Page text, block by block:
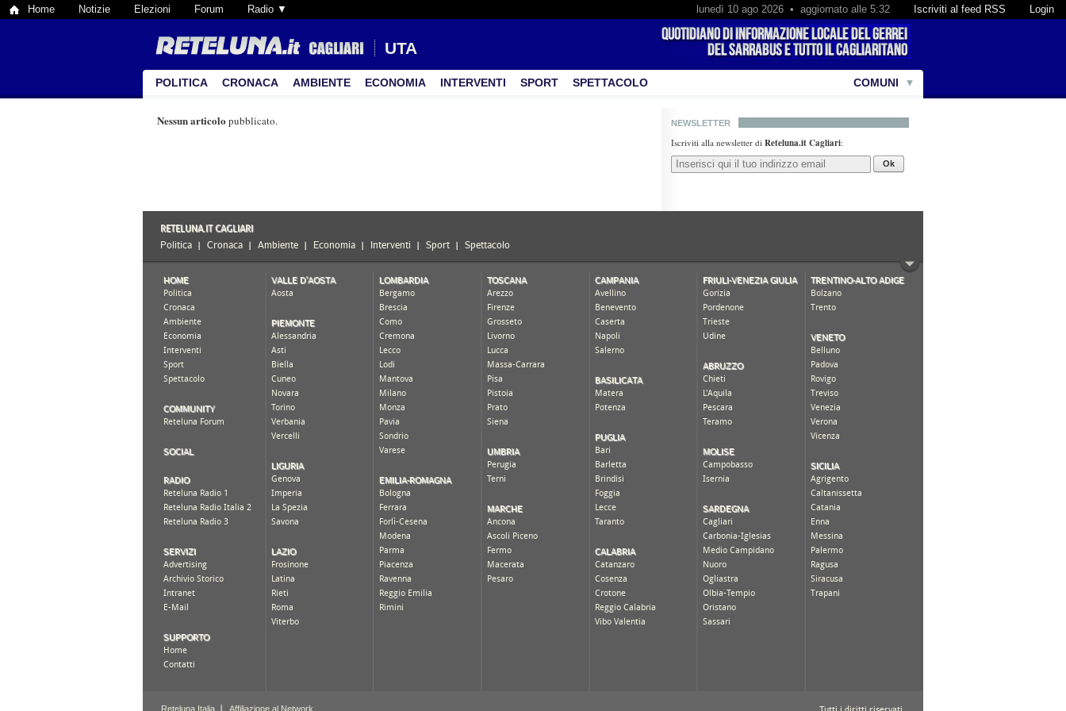
Home Notizie Elezioni Forum Radio ▼ Login
Iscriviti al feed RSS
lunedì 10 ago 2026 • aggiornato alle 5:32
UTA
POLITICA CRONACA AMBIENTE ECONOMIA INTERVENTI SPORT SPETTACOLO COMUNI
NEWSLETTER
Iscriviti alla newsletter di Reteluna.it Cagliari:
Ok
Nessun articolo pubblicato.